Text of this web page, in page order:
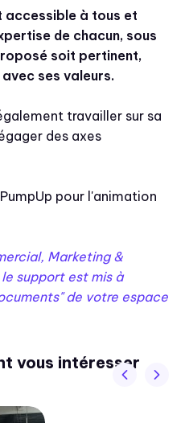
accessible à tous et
de chacun, sous
soit pertinent,
ses valeurs.
travailler sur sa
des axes
pour l'animation
Marketing &
support est mis à
de votre espace
vous intéresser